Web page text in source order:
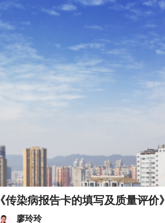
《传染病报告卡的填写及质量评价》
廖玲玲